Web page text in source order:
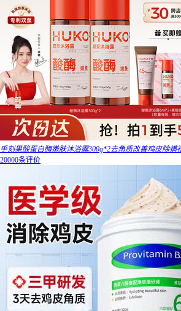
乎刻果酸蛋白酶嫩肤沐浴露300g*2去角质改善鸡皮除螨
20000条评价